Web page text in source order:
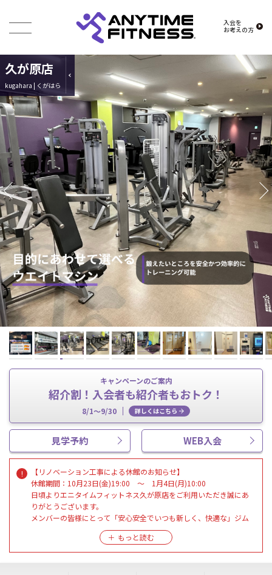
入会を
お考えの方
久が原店
kugahara | くがはら
キャンペーンのご案内
紹介割！入会者も紹介者もおトク！
8/1～9/30 詳しくはこちら
見学予約 WEB入会
【リノベーション工事による休館のお知らせ】
休館期間：10月23日(金)19:00 ～ 1月4日(月)10:00
日頃よりエニタイムフィットネス久が原店をご利用いただき誠にあ
りがとうございます。
メンバーの皆様にとって「安心安全でいつも新しく、快適な」ジム
久が原店は上記期間において、リノベーション工事を実施のため休
館致します。